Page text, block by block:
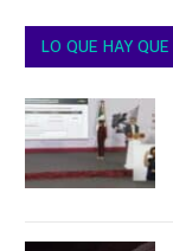
LO QUE HAY QUE